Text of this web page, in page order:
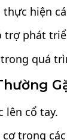
hiện
trợ phát
quá
lên cổ tay.
trong